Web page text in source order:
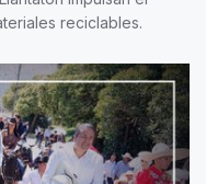
reciclables.